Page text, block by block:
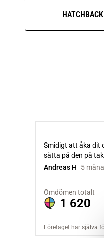
HATCHBACK